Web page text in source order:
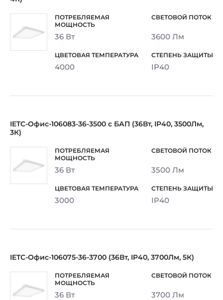
36 Вт 3600 Лм
4000 IP40
IETC-Офис-106083-36-3500 с БАП (36Вт, IP40, 3500Лм,
3К)
36 Вт 3500 Лм
3000 IP40
IETC-Офис-106075-36-3700 (36Вт, IP40, 3700Лм, 5К)
36 Вт 3700 Лм